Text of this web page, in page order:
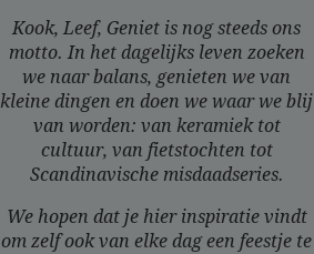
Kook, Leef, Geniet is nog steeds ons
motto. In het dagelijks leven zoeken
we naar balans, genieten we van
kleine dingen en doen we waar we blij
van worden: van keramiek tot
cultuur, van fietstochten tot
Scandinavische misdaadseries.
We hopen dat je hier inspiratie vindt
om zelf ook van elke dag een feestje te